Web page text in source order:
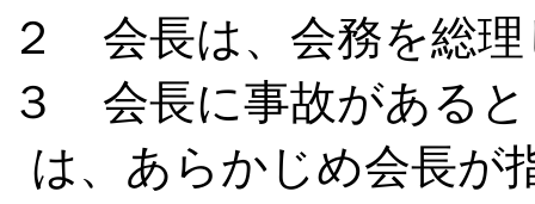
２ 会長は、会務を総
３ 会長に事故がある
は、あらかじめ会長が